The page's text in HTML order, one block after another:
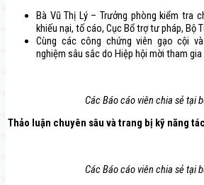
Bà Vũ Thị Lý – Trưởng phòng kiểm tra
khiếu nại, tố cáo, Cục Bổ trợ tư pháp, Bộ
Cùng các công chứng viên gạo cội
nghiệm sâu sắc do Hiệp hội mời tham
Các Báo cáo viên chia sẻ tại
Thảo luận chuyên sâu và trang bị kỹ năng
Các Báo cáo viên chia sẻ tại